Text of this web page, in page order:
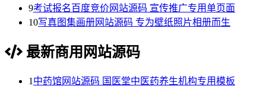
9考试报名百度竞价网站源码 宣传推广专用单页面
10写真图集画册网站源码 专为壁纸照片相册而生
最新商用网站源码
1 中药馆网站源码 国医堂中医药养生机构专用模板